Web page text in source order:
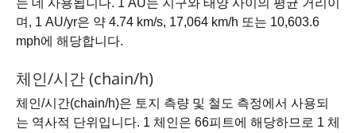
며, 1 AU/yr은 약 4.74 km/s, 17,064 km/h 또는 10,603.6
mph에 해당합니다.
체인/시간 (chain/h)
체인/시간(chain/h)은 토지 측량 및 철도 측정에서 사용되
는 역사적 단위입니다. 1 체인은 66피트에 해당하므로 1 체